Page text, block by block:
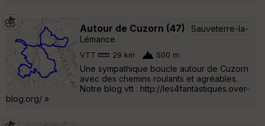
Autour de Cuzorn (47)
Sauveterre-la-
Lémance
VTT 29 km 500 m
Une sympathique boucle autour de Cuzorn
avec des chemins roulants et agréables.
Notre blog vtt : http://les4fantastiques.over-
blog.org/ »